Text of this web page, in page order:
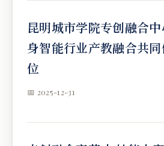
昆明城市学院专创融合
身智能行业产教融合共
位
📅 2025-12-31